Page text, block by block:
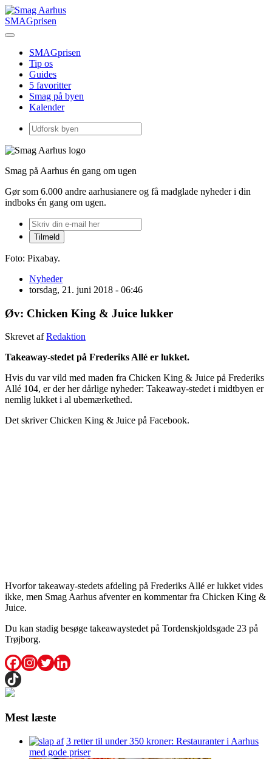
SMAGprisen
SMAGprisen
Tip os
Guides
5 favoritter
Smag på byen
Kalender
Smag på Aarhus én gang om ugen
Gør som 6.000 andre aarhusianere og få madglade nyheder i din
indboks én gang om ugen.
Foto: Pixabay.
Nyheder
torsdag, 21. juni 2018 - 06:46
Øv: Chicken King & Juice lukker
Skrevet afRedaktion
Takeaway-stedet på Frederiks Allé er lukket.
Hvis du var vild med maden fra Chicken King & Juice på Frederiks
Allé 104, er der her dårlige nyheder: Takeaway-stedet i midtbyen er
nemlig lukket i al ubemærkethed.
Det skriver Chicken King & Juice på Facebook.
Hvorfor takeaway-stedets afdeling på Frederiks Allé er lukket vides
ikke, men Smag Aarhus afventer en kommentar fra Chicken King &
Juice.
Du kan stadig besøge takeawaystedet på Tordenskjoldsgade 23 på
Trøjborg.
Mest læste
3 retter til under 350 kroner: Restauranter i Aarhus
med gode priser